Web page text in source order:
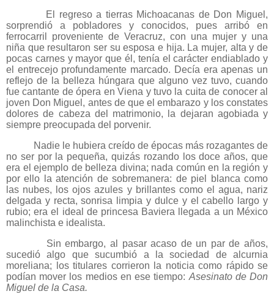
El regreso a tierras Michoacanas de Don Miguel,
sorprendió a pobladores y conocidos, pues arribó en
ferrocarril proveniente de Veracruz, con una mujer y una
niña que resultaron ser su esposa e hija. La mujer, alta y de
pocas carnes y mayor que él, tenía el carácter endiablado y
el entrecejo profundamente marcado. Decía era apenas un
reflejo de la belleza húngara que alguno vez tuvo, cuando
fue cantante de ópera en Viena y tuvo la cuita de conocer al
joven Don Miguel, antes de que el embarazo y los constates
dolores de cabeza del matrimonio, la dejaran agobiada y
siempre preocupada del porvenir.
Nadie le hubiera creído de épocas más rozagantes de
no ser por la pequeña, quizás rozando los doce años, que
era el ejemplo de belleza divina; nada común en la región y
por ello la atención de sobremanera: de piel blanca como
las nubes, los ojos azules y brillantes como el agua, nariz
delgada y recta, sonrisa limpia y dulce y el cabello largo y
rubio; era el ideal de princesa Baviera llegada a un México
malinchista e idealista.
Sin embargo, al pasar acaso de un par de años,
sucedió algo que sucumbió a la sociedad de alcurnia
moreliana; los titulares corrieron la noticia como rápido se
podían mover los medios en ese tiempo: Asesinato de Don
Miguel de la Casa.